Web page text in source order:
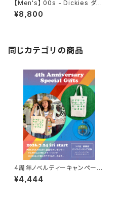
【Men's】 00s - Dickies ダッ
ク生地 ペインター パンツ / ディ
ッキーズ 古着 メンズ ペインター
¥8,800
同じカテゴリの商品
4周年ノベルティーキャンペーン
開催中！
¥4,444